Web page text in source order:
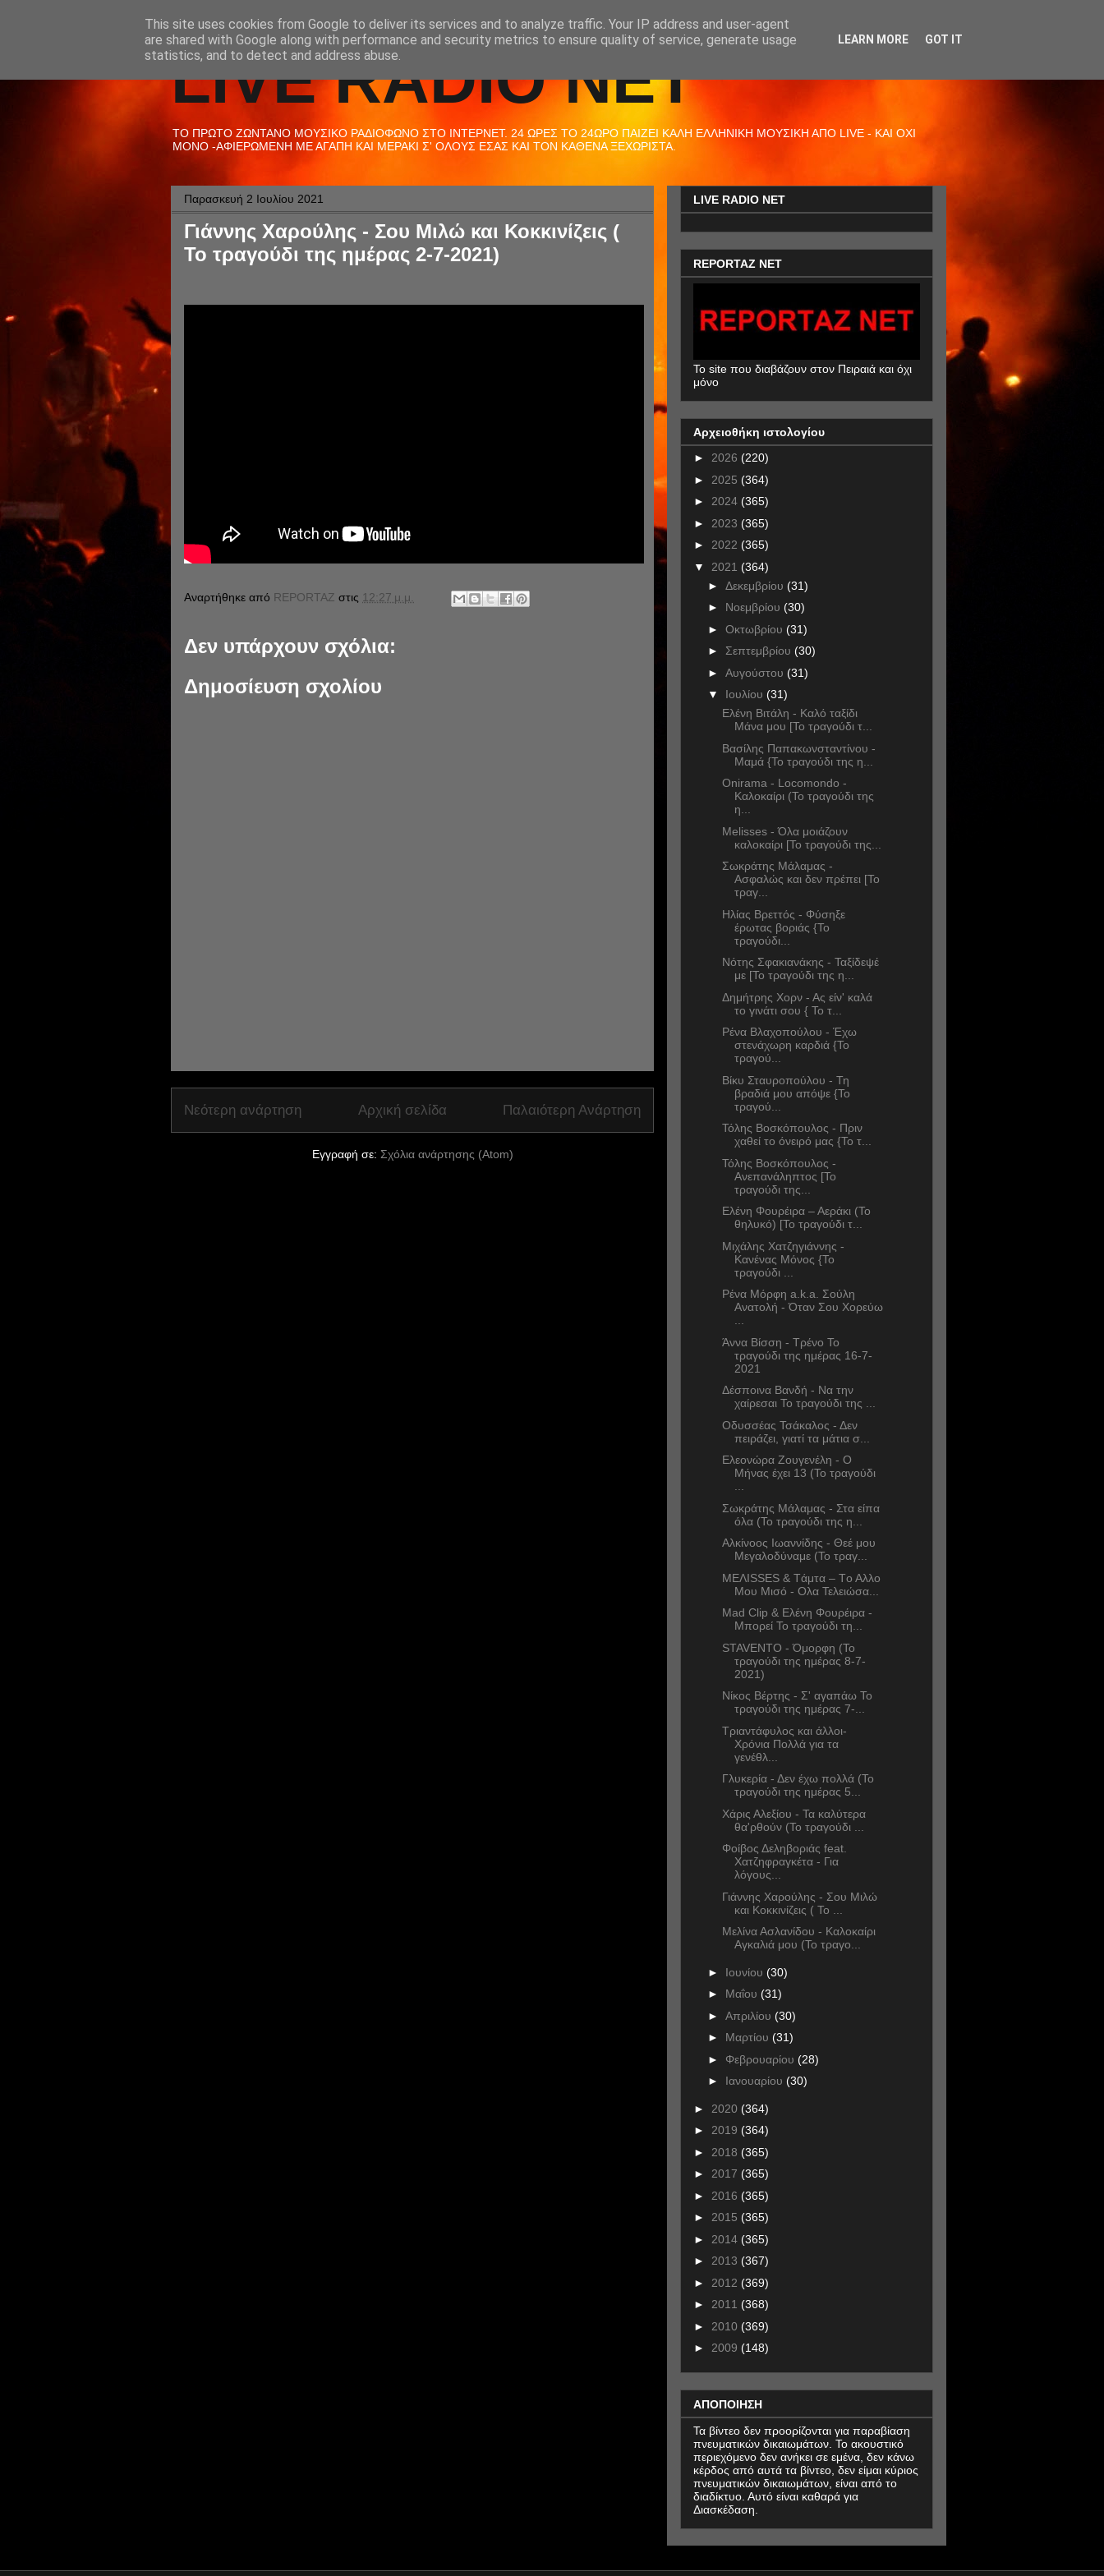
LIVE RADIO NET
ΤΟ ΠΡΩΤΟ ΖΩΝΤΑΝΟ ΜΟΥΣΙΚΟ ΡΑΔΙΟΦΩΝΟ ΣΤΟ ΙΝΤΕΡΝΕΤ. 24 ΩΡΕΣ ΤΟ 24ΩΡΟ ΠΑΙΖΕΙ ΚΑΛΗ ΕΛΛΗΝΙΚΗ ΜΟΥΣΙΚΗ ΑΠΟ LIVE - ΚΑΙ ΟΧΙ
ΜΟΝΟ -ΑΦΙΕΡΩΜΕΝΗ ΜΕ ΑΓΑΠΗ ΚΑΙ ΜΕΡΑΚΙ Σ' ΟΛΟΥΣ ΕΣΑΣ ΚΑΙ ΤΟΝ ΚΑΘΕΝΑ ΞΕΧΩΡΙΣΤΑ.
Παρασκευή 2 Ιουλίου 2021
Γιάννης Χαρούλης - Σου Μιλώ και Κοκκινίζεις (
Το τραγούδι της ημέρας 2-7-2021)
Αναρτήθηκε από REPORTAZ στις 12:27 μ.μ.
Δεν υπάρχουν σχόλια:
Δημοσίευση σχολίου
Νεότερη ανάρτηση Παλαιότερη Ανάρτηση
Αρχική σελίδα
Εγγραφή σε: Σχόλια ανάρτησης (Atom)
LIVE RADIO NET
REPORTAZ NET
To site που διαβάζουν στον Πειραιά και όχι
μόνο
Αρχειοθήκη ιστολογίου
► 2026 (220)
► 2025 (364)
► 2024 (365)
► 2023 (365)
► 2022 (365)
▼ 2021 (364)
► Δεκεμβρίου (31)
► Νοεμβρίου (30)
► Οκτωβρίου (31)
► Σεπτεμβρίου (30)
► Αυγούστου (31)
▼ Ιουλίου (31)
Eλένη Βιτάλη - Καλό ταξίδι
Μάνα μου [Το τραγούδι τ...
Βασίλης Παπακωνσταντίνου -
Μαμά {Το τραγούδι της η...
Onirama - Locomondo -
Καλοκαίρι (Το τραγούδι της
η...
Melisses - Όλα μοιάζουν
καλοκαίρι [Το τραγούδι της...
Σωκράτης Μάλαμας -
Ασφαλώς και δεν πρέπει [Το
τραγ...
Ηλίας Βρεττός - Φύσηξε
έρωτας βοριάς {Το
τραγούδι...
Νότης Σφακιανάκης - Ταξίδεψέ
με [Το τραγούδι της η...
Δημήτρης Χορν - Ας είν' καλά
το γινάτι σου { Το τ...
Ρένα Βλαχοπούλου - Έχω
στενάχωρη καρδιά {Το
τραγού...
Βίκυ Σταυροπούλου - Τη
βραδιά μου απόψε {Το
τραγού...
Τόλης Βοσκόπουλος - Πριν
χαθεί το όνειρό μας {Το τ...
Τόλης Βοσκόπουλος -
Ανεπανάληπτος [Το
τραγούδι της...
Ελένη Φουρέιρα – Αεράκι (To
θηλυκό) [Το τραγούδι τ...
Μιχάλης Χατζηγιάννης -
Κανένας Μόνος {Το
τραγούδι ...
Ρένα Μόρφη a.k.a. Σούλη
Ανατολή - Όταν Σου Χορεύω
Άννα Βίσση - Τρένο Το
τραγούδι της ημέρας 16-7-
2021
Δέσποινα Βανδή - Να την
χαίρεσαι Το τραγούδι της ...
Οδυσσέας Τσάκαλος - Δεν
πειράζει, γιατί τα μάτια σ...
Ελεονώρα Ζουγενέλη - Ο
Μήνας έχει 13 (Το τραγούδι
Σωκράτης Μάλαμας - Στα είπα
όλα (Το τραγούδι της η...
Αλκίνοος Ιωαννίδης - Θεέ μου
Μεγαλοδύναμε (Το τραγ...
ΜΕΛΙSSES & Tάμτα – Tο Αλλο
Μου Μισό - Ολα Τελειώσα...
Mad Clip & Ελένη Φουρέιρα -
Μπορεί Το τραγούδι τη...
STAVENTO - Όμορφη (Το
τραγούδι της ημέρας 8-7-
2021)
Νίκος Βέρτης - Σ' αγαπάω Το
τραγούδι της ημέρας 7-...
Τριαντάφυλος και άλλοι-
Χρόνια Πολλά για τα
γενέθλ...
Γλυκερία - Δεν έχω πολλά (Το
τραγούδι της ημέρας 5...
Χάρις Αλεξίου - Τα καλύτερα
θα'ρθούν (Το τραγούδι ...
Φοίβος Δεληβοριάς feat.
Χατζηφραγκέτα - Για
λόγους...
Γιάννης Χαρούλης - Σου Μιλώ
και Κοκκινίζεις ( Το ...
Μελίνα Ασλανίδου - Καλοκαίρι
Αγκαλιά μου (Το τραγο...
► Ιουνίου (30)
► Μαΐου (31)
► Απριλίου (30)
► Μαρτίου (31)
► Φεβρουαρίου (28)
► Ιανουαρίου (30)
► 2020 (364)
► 2019 (364)
► 2018 (365)
► 2017 (365)
► 2016 (365)
► 2015 (365)
► 2014 (365)
► 2013 (367)
► 2012 (369)
► 2011 (368)
► 2010 (369)
► 2009 (148)
ΑΠΟΠΟΙΗΣΗ
Τα βίντεο δεν προορίζονται για παραβίαση
πνευματικών δικαιωμάτων. Το ακουστικό
περιεχόμενο δεν ανήκει σε εμένα, δεν κάνω
κέρδος από αυτά τα βίντεο, δεν είμαι κύριος
πνευματικών δικαιωμάτων, είναι από το
διαδίκτυο. Αυτό είναι καθαρά για
Διασκέδαση.
This site uses cookies from Google to deliver its services and to analyze traffic. Your IP address and user-agent
are shared with Google along with performance and security metrics to ensure quality of service, generate usage
statistics, and to detect and address abuse.
LEARN MORE GOT IT